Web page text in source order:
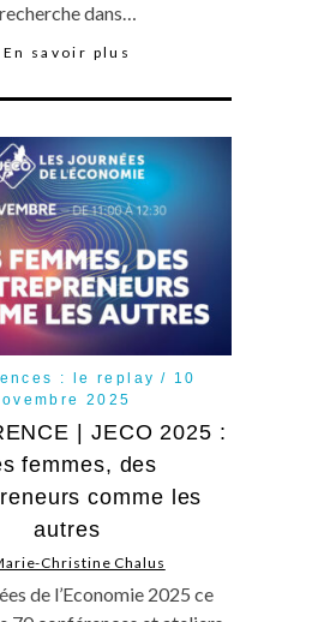
recherche dans…
En savoir plus
: le replay
10
2025
| JECO 2025 :
femmes, des
comme les
autres
Christine Chalus
de l’Economie 2025 ce